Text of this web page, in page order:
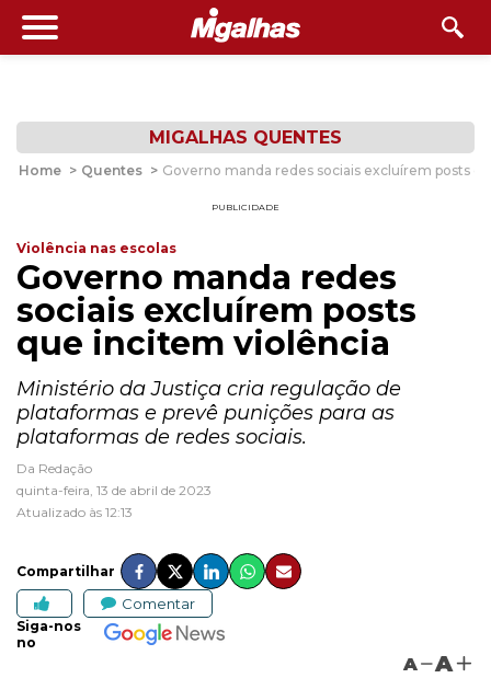
MIGALHAS QUENTES
Home > Quentes > Governo manda redes sociais excluírem posts
PUBLICIDADE
Violência nas escolas
Governo manda redes
sociais excluírem posts
que incitem violência
Ministério da Justiça cria regulação de
plataformas e prevê punições para as
plataformas de redes sociais.
Da Redação
quinta-feira, 13 de abril de 2023
Atualizado às 12:13
Compartilhar
Comentar
Siga-nos
no
A A